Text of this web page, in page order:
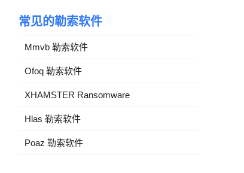
常见的勒索软件
Mmvb 勒索软件
Ofoq 勒索软件
XHAMSTER Ransomware
Hlas 勒索软件
Poaz 勒索软件